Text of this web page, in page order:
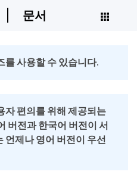
문서
를 사용할 수 있습니다.
자 편의를 위해 제공되는
버전과 한국어 버전이 서
언제나 영어 버전이 우선